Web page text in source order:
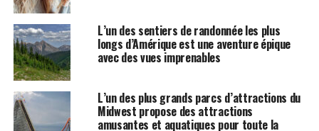
L’un des sentiers de randonnée les plus
longs d’Amérique est une aventure épique
avec des vues imprenables
L’un des plus grands parcs d’attractions du
Midwest propose des attractions
amusantes et aquatiques pour toute la